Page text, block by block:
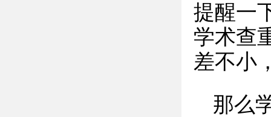
提醒一
学术查
差不小
那么